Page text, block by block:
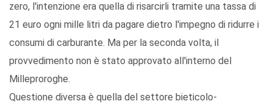
zero, l'intenzione era quella di risarcirli tramite una tassa di
21 euro ogni mille litri da pagare dietro l'impegno di ridurre i
consumi di carburante. Ma per la seconda volta, il
provvedimento non è stato approvato all'interno del
Milleproroghe.
Questione diversa è quella del settore bieticolo-